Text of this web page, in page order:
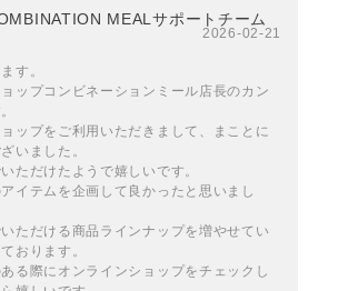
MEALサポートチーム
2026-02-21
す。
ップコンビネーションミール店長のカン
ップをご利用いただきまして、まことに
いました。
ただけたようで嬉しいです。
イテムを企画して良かったと思いまし
ただける商品ラインナップを増やせてい
おります。
る際にオンラインショップをチェックし